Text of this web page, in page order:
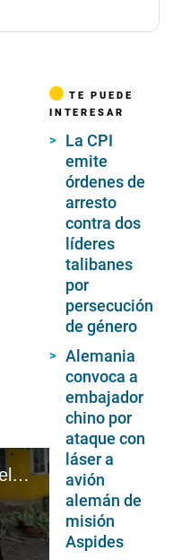
Los migrantes dan la vuelta: miles retornan desde Estados Unidos desilusionados del “sueño americano”
TE PUEDE
INTERESAR
La CPI
emite
órdenes de
arresto
contra dos
líderes
talibanes
por
persecución
de género
Alemania
convoca a
embajador
chino por
ataque con
láser a
avión
alemán de
misión
Aspides